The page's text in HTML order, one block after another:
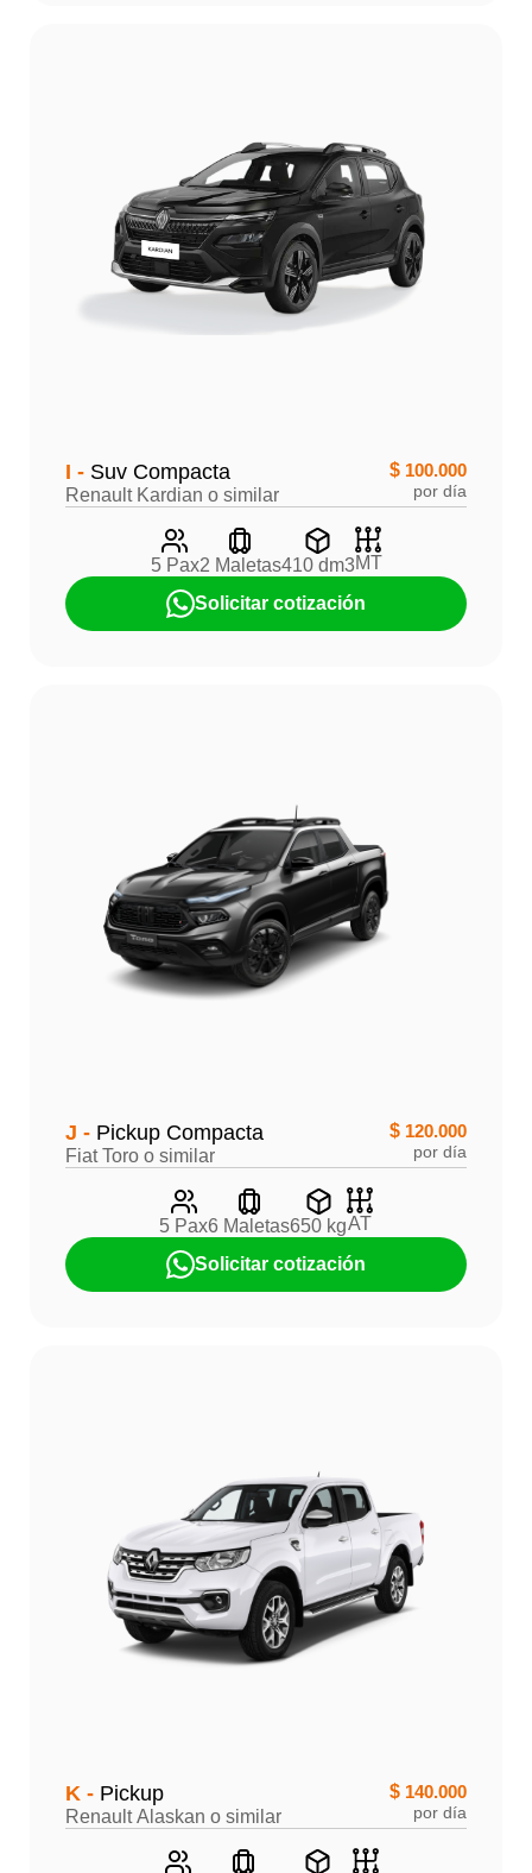
I - Suv Compacta
Renault Kardian o similar
$ 100.000
por día
5 Pax2 Maletas410 dm3MT
Solicitar cotización
J - Pickup Compacta
Fiat Toro o similar
$ 120.000
por día
5 Pax6 Maletas650 kgAT
Solicitar cotización
K - Pickup
Renault Alaskan o similar
$ 140.000
por día